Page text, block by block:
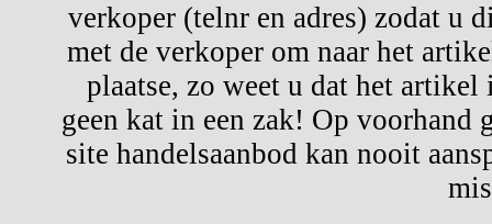
verkoper (telnr en adres) zodat u
met de verkoper om naar het
plaatse, zo weet u dat het artikel
geen kat in een zak! Op
site handelsaanbod kan nooit